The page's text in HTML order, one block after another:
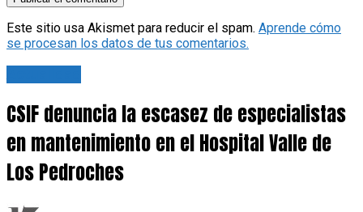
Este sitio usa Akismet para reducir el spam. Aprende cómo
se procesan los datos de tus comentarios.
CSIF denuncia la escasez de especialistas
en mantenimiento en el Hospital Valle de
Los Pedroches